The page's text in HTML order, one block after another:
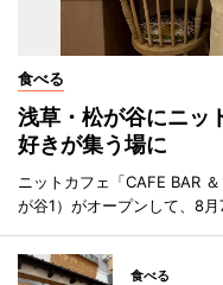
食べる
浅草・松が谷にニ
好きが集う場に
ニットカフェ「CAFE BAR
が谷1）がオープンして、8月
食べる